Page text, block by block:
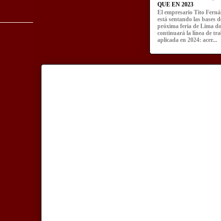
QUE EN 2023
El empresario Tito
está sentando las bases
próxima feria de Lima
continuará la línea de
aplicada en 2024: acer...